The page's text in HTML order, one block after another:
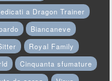
a Dragon Trainer
Biancaneve
Royal Family
Cinquanta sfumature